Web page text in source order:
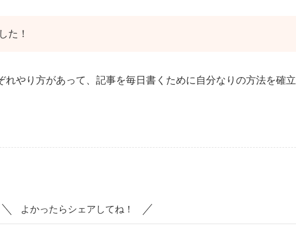
た！
れやり方があって、記事を毎日書くために自分なりの方法を確立
よかったらシェアしてね！